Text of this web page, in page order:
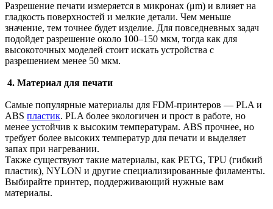
Разрешение печати измеряется в микронах (μm) и влияет на
гладкость поверхностей и мелкие детали. Чем меньше
значение, тем точнее будет изделие. Для повседневных задач
подойдет разрешение около 100–150 мкм, тогда как для
высокоточных моделей стоит искать устройства с
разрешением менее 50 мкм.
4. Материал для печати
Самые популярные материалы для FDM-принтеров — PLA и
ABS пластик. PLA более экологичен и прост в работе, но
менее устойчив к высоким температурам. ABS прочнее, но
требует более высоких температур для печати и выделяет
запах при нагревании.
Также существуют такие материалы, как PETG, TPU (гибкий
пластик), NYLON и другие специализированные филаменты.
Выбирайте принтер, поддерживающий нужные вам
материалы.